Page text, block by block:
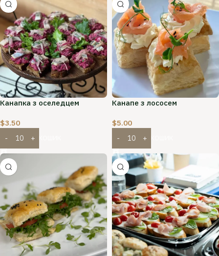
Канапка з оселедцем
$3.50
ДОДАТИ В КОШИК
Канапе з лососем
$5.00
ДОДАТИ В КОШИК